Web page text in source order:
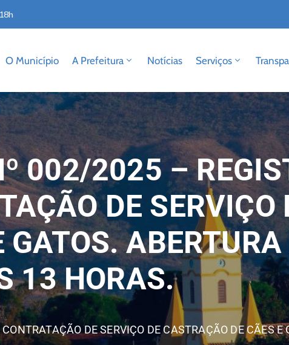
O Município A Prefeitura Notícias Serviços
002/2025 –
DE SERVIÇO
13 HORAS.
DE SERVIÇO DE CASTRAÇÃO DE CÃES E